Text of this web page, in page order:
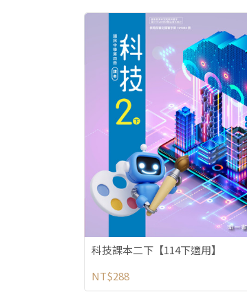
科技課本二下【114下適用】
NT$288